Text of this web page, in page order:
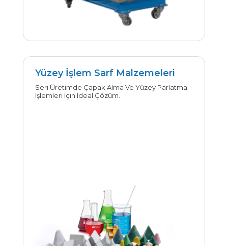
İncele
Yüzey İşlem Sarf Malzemeleri
Seri Üretimde Çapak Alma Ve Yüzey Parlatma
Işlemleri Için Ideal Çözüm.